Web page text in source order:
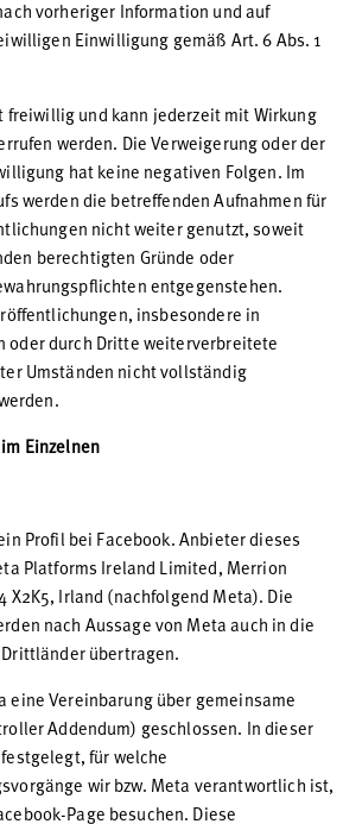
vorheriger Information und auf
Einwilligung gemäß Art. 6 Abs. 1
freiwillig und kann jederzeit mit Wirkung
werden. Die Verweigerung oder der
hat keine negativen Folgen. Im
werden die betreffenden Aufnahmen für
nicht weiter genutzt, soweit
berechtigten Gründe oder
entgegenstehen.
insbesondere in
oder durch Dritte weiterverbreitete
Umständen nicht vollständig
Einzelnen
Profil bei Facebook. Anbieter dieses
Platforms Ireland Limited, Merrion
X2K5, Irland (nachfolgend Meta). Die
nach Aussage von Meta auch in die
Drittländer übertragen.
eine Vereinbarung über gemeinsame
Addendum) geschlossen. In dieser
für welche
wir bzw. Meta verantwortlich ist,
Page besuchen. Diese